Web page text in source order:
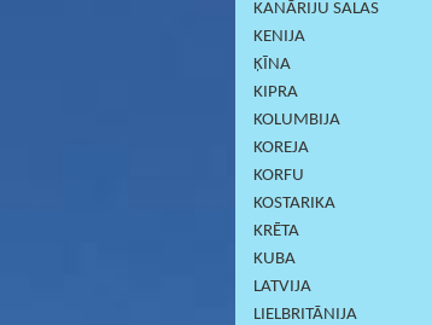
KANĀRIJU SALAS
KENIJA
ĶĪNA
KIPRA
KOLUMBIJA
KOREJA
KORFU
KOSTARIKA
KRĒTA
KUBA
LATVIJA
LIELBRITĀNIJA